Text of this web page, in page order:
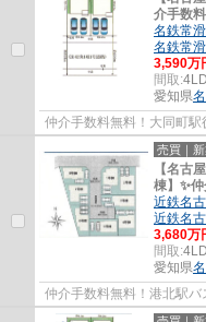
介手数
名鉄常
名鉄常
3,590万
間取:
愛知県
仲介手数料無料！大同町
売買｜
【名古
棟】✨️
近鉄名
近鉄名
3,680万
間取:
愛知県
仲介手数料無料！港北駅